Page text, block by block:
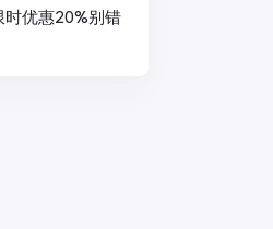
时优惠20%别错